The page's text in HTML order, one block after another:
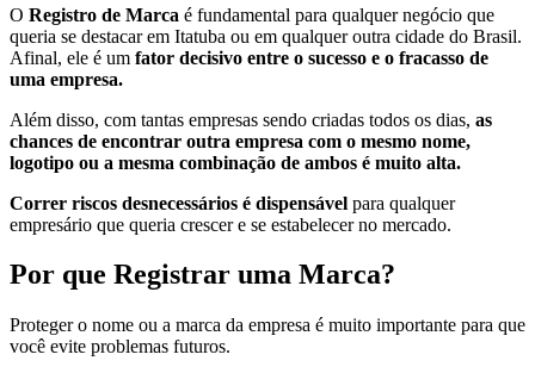
O Registro de Marca é fundamental para qualquer negócio que
queria se destacar em Itatuba ou em qualquer outra cidade do Brasil.
Afinal, ele é um fator decisivo entre o sucesso e o fracasso de
uma empresa.
Além disso, com tantas empresas sendo criadas todos os dias, as
chances de encontrar outra empresa com o mesmo nome,
logotipo ou a mesma combinação de ambos é muito alta.
Correr riscos desnecessários é dispensável para qualquer
empresário que queria crescer e se estabelecer no mercado.
Por que Registrar uma Marca?
Proteger o nome ou a marca da empresa é muito importante para que
você evite problemas futuros.